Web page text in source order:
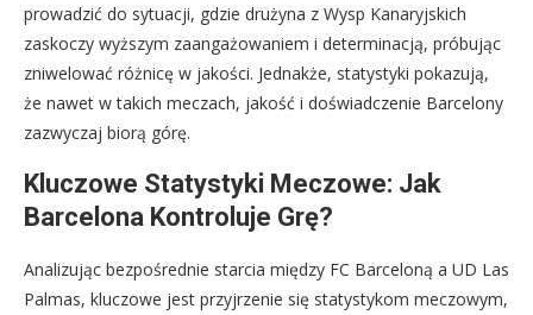
prowadzić do sytuacji, gdzie drużyna z Wysp Kanaryjskich
zaskoczy wyższym zaangażowaniem i determinacją, próbując
zniwelować różnicę w jakości. Jednakże, statystyki pokazują,
że nawet w takich meczach, jakość i doświadczenie Barcelony
zazwyczaj biorą górę.
Kluczowe Statystyki Meczowe: Jak
Barcelona Kontroluje Grę?
Analizując bezpośrednie starcia między FC Barceloną a UD Las
Palmas, kluczowe jest przyjrzenie się statystykom meczowym,